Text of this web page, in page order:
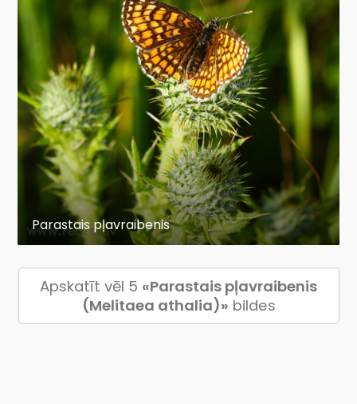
Parastais pļavraibenis
Apskatīt vēl 5 «Parastais pļavraibenis
(Melitaea athalia)» bildes